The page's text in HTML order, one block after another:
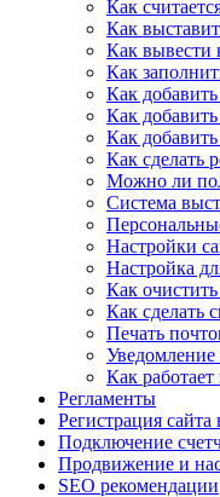
Как
Как
Как вывести
Как
Как
Как
Как
Как сделать
Можно ли
Система
Настройки
Настройка
Как
Как сделать
Печать
Уведомление
Как
Регламенты
Регистрация
Подключение
Продвижение и
SEO рекомендации